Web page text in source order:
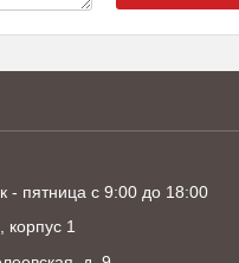
- пятница с 9:00 до 18:00
корпус 1